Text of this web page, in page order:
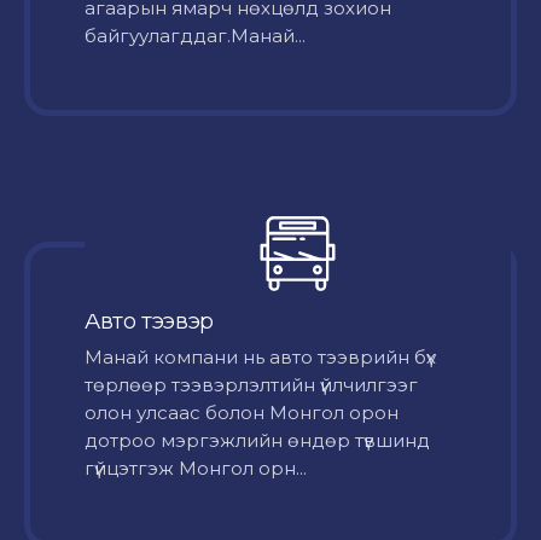
агаарын ямарч нөхцөлд зохион
байгуулагддаг.Манай...
Авто тээвэр
Mанай компани нь авто тээврийн бүх
төрлөөр тээвэрлэлтийн үйлчилгээг
олон улсаас болон Монгол орон
дотроо мэргэжлийн өндөр түвшинд
гүйцэтгэж Монгол орн...